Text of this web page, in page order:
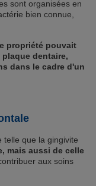
sont organisées en
bien connue,
propriété pouvait
dentaire,
dans le cadre d'un
telle que la gingivite
mais aussi de celle
aux soins